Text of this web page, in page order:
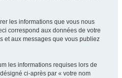
les informations que vous nous
correspond aux données de votre
et aux messages que vous publiez
les informations requises lors de
ci-après par « votre nom